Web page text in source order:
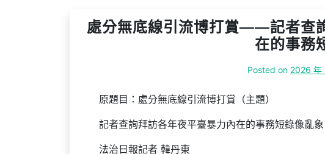
處分無底線引流博打賞——記者查
在的事務
Posted on 2026 年
原題目：處分無底線引流博打賞（主題）
記者查詢拜訪各年夜平臺暴力內在的事務短錄像亂象
法治日報記者 韓丹東